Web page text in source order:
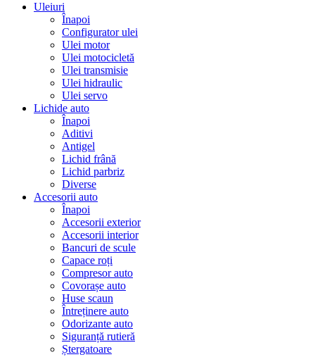
Uleiuri
Înapoi
Configurator ulei
Ulei motor
Ulei motocicletă
Ulei transmisie
Ulei hidraulic
Ulei servo
Lichide auto
Înapoi
Aditivi
Antigel
Lichid frână
Lichid parbriz
Diverse
Accesorii auto
Înapoi
Accesorii exterior
Accesorii interior
Bancuri de scule
Capace roți
Compresor auto
Covorașe auto
Huse scaun
Întreținere auto
Odorizante auto
Siguranță rutieră
Ștergatoare